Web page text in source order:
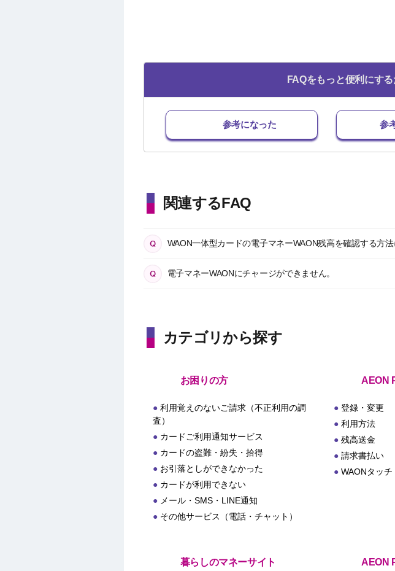
FAQをもっと便利にす
参考になった 参
関連するFAQ
WAON一体型カードの電子マネーWAON残高を確認する方法
電子マネーWAONにチャージができません。
カテゴリから探す
お困りの方
利用覚えのないご請求（不正利用の調
査）
カードご利用通知サービス
カードの盗難・紛失・拾得
お引落としができなかった
カードが利用できない
メール・SMS・LINE通知
その他サービス（電話・チャット）
AEON
登録・変更
利用方法
残高送金
請求書払い
WAONタッチ
暮らしのマネーサイト AEON